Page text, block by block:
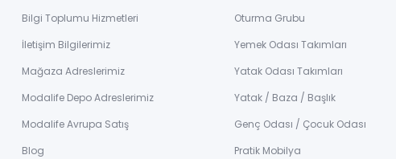
Bilgi Toplumu Hizmetleri
İletişim Bilgilerimiz
Mağaza Adreslerimiz
Modalife Depo Adreslerimiz
Modalife Avrupa Satış
Blog
Oturma Grubu
Yemek Odası Takımları
Yatak Odası Takımları
Yatak / Baza / Başlık
Genç Odası / Çocuk Odası
Pratik Mobilya